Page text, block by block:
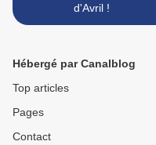
d'Avril !
Hébergé par Canalblog
Top articles
Pages
Contact